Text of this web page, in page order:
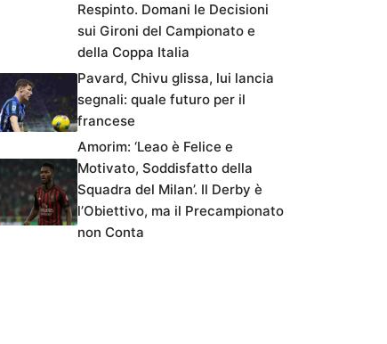
Respinto. Domani le Decisioni
sui Gironi del Campionato e
della Coppa Italia
Pavard, Chivu glissa, lui lancia
segnali: quale futuro per il
francese
Amorim: ‘Leao è Felice e
Motivato, Soddisfatto della
Squadra del Milan’. Il Derby è
l’Obiettivo, ma il Precampionato
non Conta